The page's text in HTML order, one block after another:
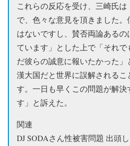
これらの反応を受け、三崎氏
で、色々な意見を頂きました
はないですし、賛否両論ある
ています」とした上で「それ
だ彼らの誠意に報いたかった
漢大国だと世界に誤解される
す。一日も早くこの問題が解決
す」と訴えた。
関連
DJ SODAさん性被害問題 出頭